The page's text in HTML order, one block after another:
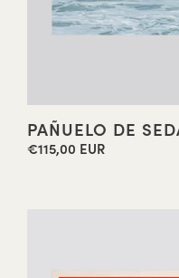
PAÑUELO DE
Precio
€115,00 EUR